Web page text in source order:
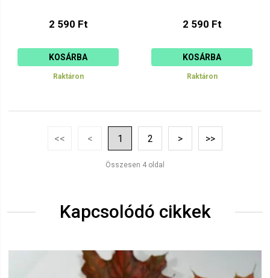
2 590 Ft
KOSÁRBA
Raktáron
2 590 Ft
KOSÁRBA
Raktáron
<< < 1 2 > >>
Összesen 4 oldal
Kapcsolódó cikkek